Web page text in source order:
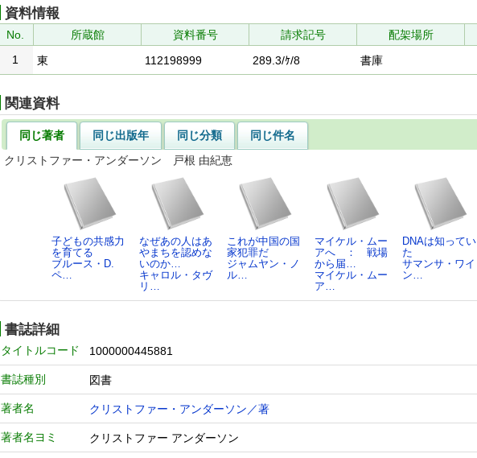
資料情報
No. 所蔵館 資料番号 請求記号 配架場所
1
東 112198999 289.3/ｹ/8 書庫
関連資料
同じ著者 同じ出版年 同じ分類
同じ件名
クリストファー・アンダーソン 戸根 由紀恵
子どもの共感力
を育てる
ブルース・D.
ペ…
なぜあの人はあ
やまちを認めな
いのか…
キャロル・タヴ
リ…
これが中国の国
家犯罪だ
ジャムヤン・ノ
ル…
マイケル・ムー
アへ ： 戦場
から届…
マイケル・ムー
ア…
DNAは知ってい
た
サマンサ・ワイ
ン…
書誌詳細
タイトルコード 1000000445881
書誌種別 図書
著者名 クリストファー・アンダーソン／著
著者名ヨミ クリストファー アンダーソン